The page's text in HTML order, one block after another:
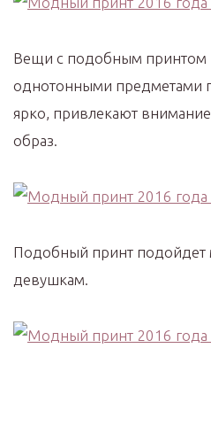
Вещи с подобным принтом
однотонными предметами
ярко, привлекают
образ.
Подобный принт
девушкам.